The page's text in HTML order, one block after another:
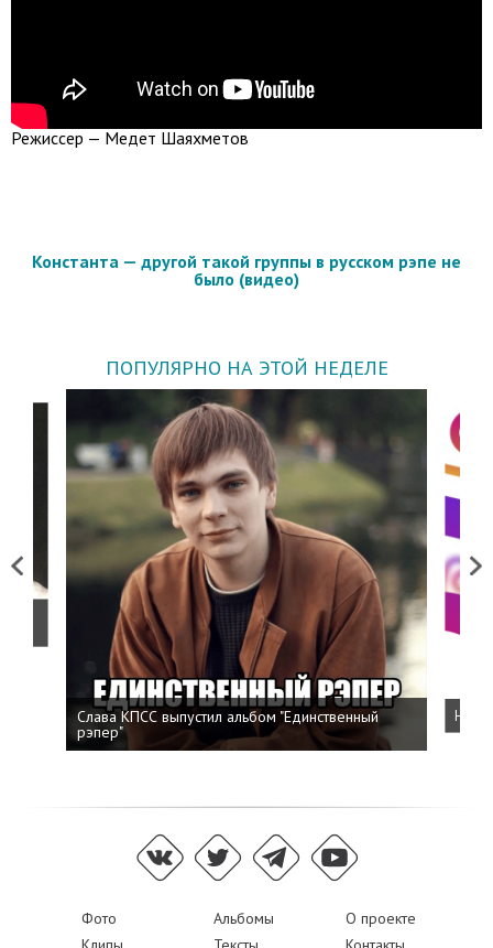
Режиссер — Медет Шаяхметов
Константа — другой такой группы в русском рэпе не
было (видео)
ПОПУЛЯРНО НА ЭТОЙ НЕДЕЛЕ
Previous
Слава КПСС выпустил альбом "Единственный
рэпер"
Next
Фото Альбомы
О проекте